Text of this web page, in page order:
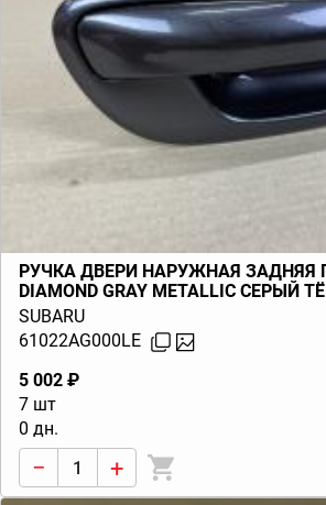
РУЧКА ДВЕРИ НАРУЖНАЯ ЗАДНЯЯ
DIAMOND GRAY METALLIC СЕРЫЙ
BL BP (B13) 2003-2009
SUBARU
61022AG000LE
5 002 ₽
7 шт
0 дн.
− +